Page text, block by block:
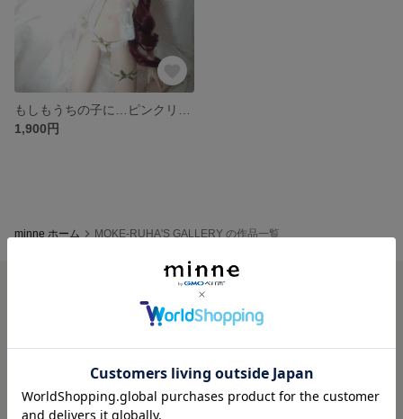
1,900円
minne ホーム MOKE-RUHA'S GALLERY の作品一覧
minneで買いたい
作品をさがす